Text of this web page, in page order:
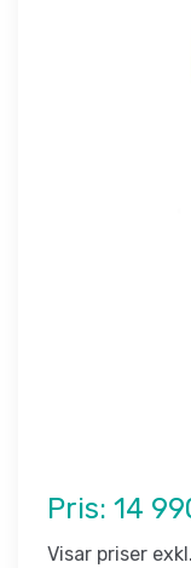
Pris: 14
Visar priser